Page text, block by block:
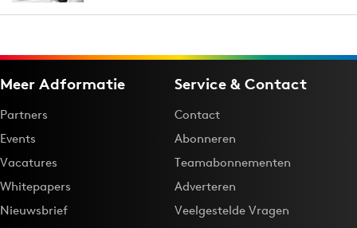
Meer Adformatie
Partners
Events
Vacatures
Whitepapers
Nieuwsbrief
Service & Contact
Contact
Abonneren
Teamabonnementen
Adverteren
Veelgestelde Vragen